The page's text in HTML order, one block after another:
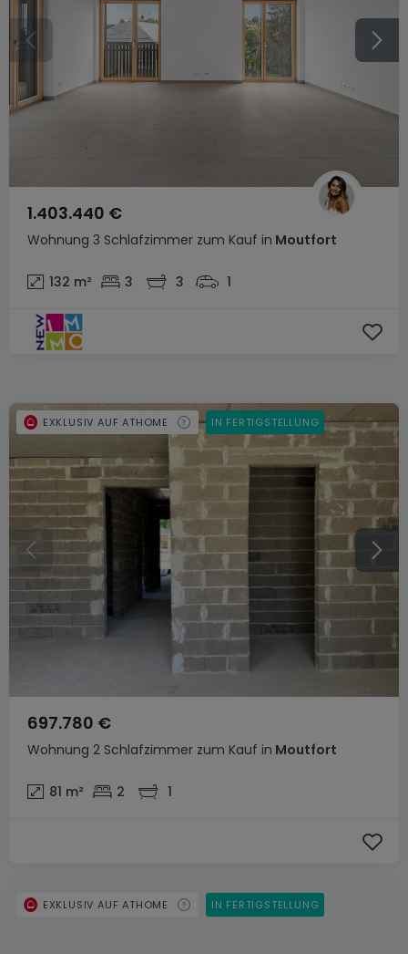
Wohnung 3 Schlafzimmer zum Kauf in Moutfort
1.403.440 €
132 m² 3 3 1
Wohnung 2 Schlafzimmer zum Kauf in Moutfort
697.780 €
81 m² 2 1
EXKLUSIV AUF ATHOME IN FERTIGSTELLUNG
EXKLUSIV AUF ATHOME IN FERTIGSTELLUNG